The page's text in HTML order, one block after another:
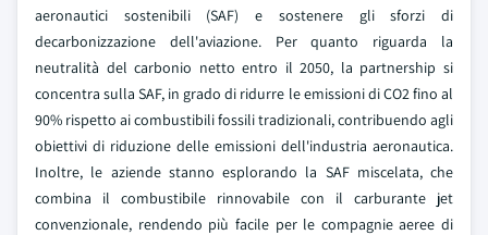
aeronautici sostenibili (SAF) e sostenere gli sforzi di
decarbonizzazione dell'aviazione. Per quanto riguarda la
neutralità del carbonio netto entro il 2050, la partnership si
concentra sulla SAF, in grado di ridurre le emissioni di CO2 fino al
90% rispetto ai combustibili fossili tradizionali, contribuendo agli
obiettivi di riduzione delle emissioni dell'industria aeronautica.
Inoltre, le aziende stanno esplorando la SAF miscelata, che
combina il combustibile rinnovabile con il carburante jet
convenzionale, rendendo più facile per le compagnie aeree di